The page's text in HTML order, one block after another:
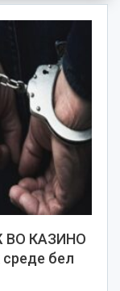
ВО КАЗИНО
бел